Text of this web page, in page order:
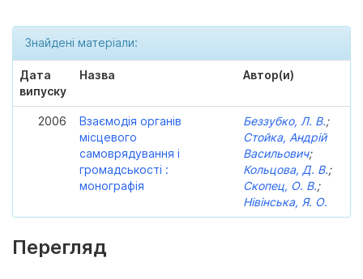
Знайдені матеріали:
Дата
випуску
Назва Автор(и)
2006
Взаємодія органів
місцевого
самоврядування і
громадськості :
монографія
Беззубко, Л. В.;
Стойка, Андрій
Васильович;
Кольцова, Д. В.;
Скопец, О. В.;
Нівінська, Я. О.
Перегляд